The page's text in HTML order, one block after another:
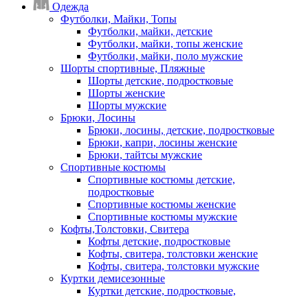
Одежда
Футболки, Майки, Топы
Футболки, майки, детские
Футболки, майки, топы женские
Футболки, майки, поло мужские
Шорты спортивные, Пляжные
Шорты детские, подростковые
Шорты женские
Шорты мужские
Брюки, Лосины
Брюки, лосины, детские, подростковые
Брюки, капри, лосины женские
Брюки, тайтсы мужские
Спортивные костюмы
Спортивные костюмы детские,
подростковые
Спортивные костюмы женские
Спортивные костюмы мужские
Кофты,Толстовки, Свитера
Кофты детские, подростковые
Кофты, свитера, толстовки женские
Кофты, свитера, толстовки мужские
Куртки демисезонные
Куртки детские, подростковые,